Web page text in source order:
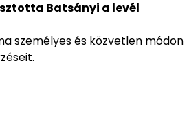
Batsányi a levél
személyes és közvetlen módon